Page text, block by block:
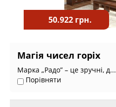
50.922 грн.
Магія чисел горіх
Марка „Радо” – це зручні, д...
Порівняти